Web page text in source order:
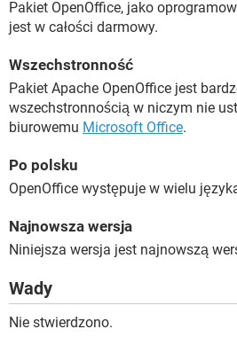
Pakiet OpenOffice, jako
jest w całości darmowy.
Wszechstronność
Pakiet Apache OpenOffice jest
wszechstronnością w niczym nie
biurowemu Microsoft Office.
Po polsku
OpenOffice występuje w wielu
Najnowsza wersja
Niniejsza wersja jest najnowszą
Wady
Nie stwierdzono.